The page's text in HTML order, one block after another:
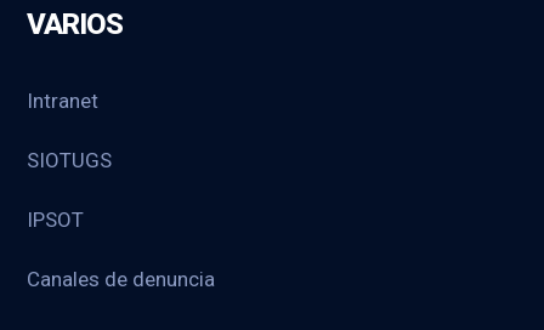
VARIOS
Intranet
SIOTUGS
IPSOT
Canales de denuncia